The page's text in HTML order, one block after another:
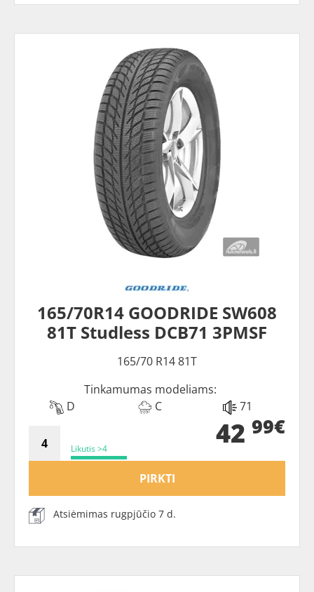
165/70R14 GOODRIDE SW608
81T Studless DCB71 3PMSF
165/70 R14 81T
Tinkamumas modeliams:
D
C 71
Likutis >4 42 99€
PIRKTI
Atsiėmimas rugpjūčio 7 d.